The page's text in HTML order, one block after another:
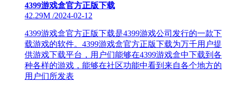
4399游戏盒官方正版下载
42.29M /2024-02-12
4399游戏盒官方正版下载是4399游戏公司发行的一款下
载游戏的软件。4399游戏盒官方正版下载为万千用户提
供游戏下载平台，用户们能够在4399游戏盒中下载到各
种各样的游戏，能够在社区功能中看到来自各个地方的
用户们所发表